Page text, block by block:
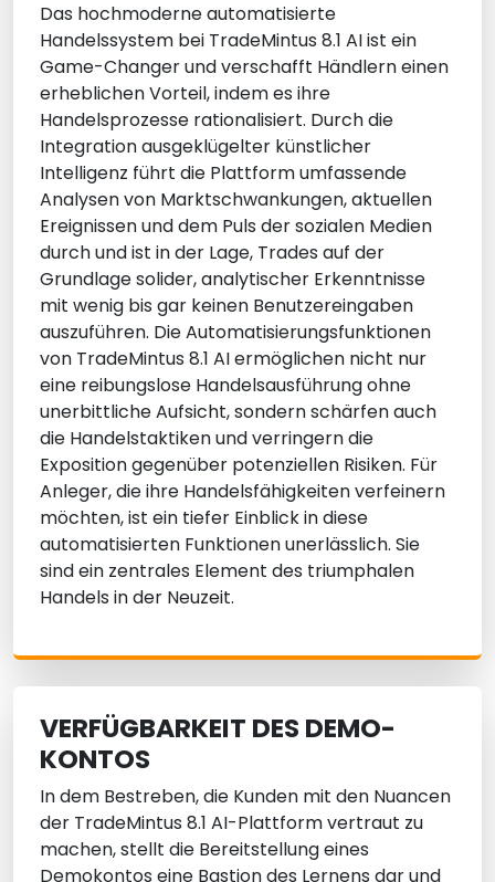
Das hochmoderne automatisierte
Handelssystem bei TradeMintus 8.1 AI ist ein
Game-Changer und verschafft Händlern einen
erheblichen Vorteil, indem es ihre
Handelsprozesse rationalisiert. Durch die
Integration ausgeklügelter künstlicher
Intelligenz führt die Plattform umfassende
Analysen von Marktschwankungen, aktuellen
Ereignissen und dem Puls der sozialen Medien
durch und ist in der Lage, Trades auf der
Grundlage solider, analytischer Erkenntnisse
mit wenig bis gar keinen Benutzereingaben
auszuführen. Die Automatisierungsfunktionen
von TradeMintus 8.1 AI ermöglichen nicht nur
eine reibungslose Handelsausführung ohne
unerbittliche Aufsicht, sondern schärfen auch
die Handelstaktiken und verringern die
Exposition gegenüber potenziellen Risiken. Für
Anleger, die ihre Handelsfähigkeiten verfeinern
möchten, ist ein tiefer Einblick in diese
automatisierten Funktionen unerlässlich. Sie
sind ein zentrales Element des triumphalen
Handels in der Neuzeit.
VERFÜGBARKEIT DES DEMO-
KONTOS
In dem Bestreben, die Kunden mit den Nuancen
der TradeMintus 8.1 AI-Plattform vertraut zu
machen, stellt die Bereitstellung eines
Demokontos eine Bastion des Lernens dar und